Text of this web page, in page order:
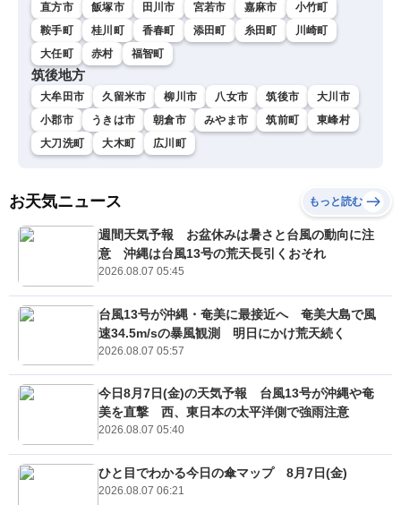
直方市 飯塚市 田川市 宮若市 嘉麻市
小竹町
鞍手町
桂川町 香春町 添田町 糸田町
川崎町
大任町
赤村 福智町
筑後地方
大牟田市 久留米市 柳川市 八女市 筑後市
大川市
小郡市
うきは市 朝倉市 みやま市 筑前町
東峰村
大刀洗町
大木町 広川町
お天気ニュース もっと読む
週間天気予報 お盆休みは暑さと台風の動向に注
意 沖縄は台風13号の荒天長引くおそれ
2026.08.07 05:45
台風13号が沖縄・奄美に最接近へ 奄美大島で風
速34.5m/sの暴風観測 明日にかけ荒天続く
2026.08.07 05:57
今日8月7日(金)の天気予報 台風13号が沖縄や奄
美を直撃 西、東日本の太平洋側で強雨注意
2026.08.07 05:40
ひと目でわかる今日の傘マップ 8月7日(金)
2026.08.07 06:21